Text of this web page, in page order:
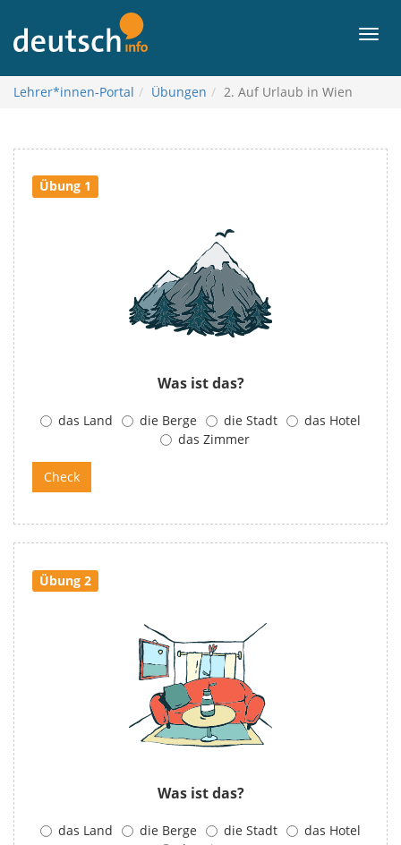
菜
Lehrer*innen-Portal Übungen 2. Auf Urlaub in Wien
Übung 1
Was ist das?
das Land die Berge die Stadt
das Hotel
das Zimmer
Übung 2
Was ist das?
das Land die Berge die Stadt
das Hotel